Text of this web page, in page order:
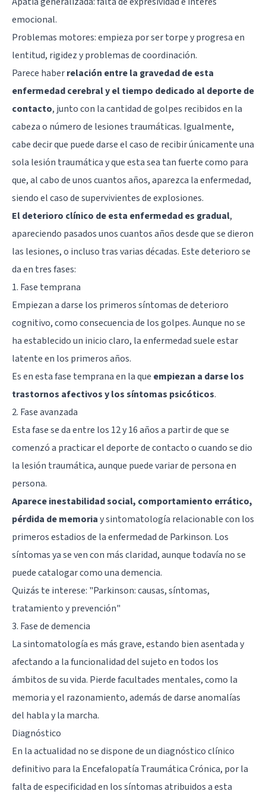
emocional.
Problemas motores: empieza por ser torpe y progresa en
lentitud, rigidez y problemas de coordinación.
Parece haberrelación entre la gravedad de esta
enfermedad cerebral y el tiempo dedicado al deporte de
contacto, junto con la cantidad de golpes recibidos en la
cabeza o número de lesiones traumáticas. Igualmente,
cabe decir que puede darse el caso de recibir únicamente una
sola lesión traumática y que esta sea tan fuerte como para
que, al cabo de unos cuantos años, aparezca la enfermedad,
siendo el caso de supervivientes de explosiones.
El deterioro clínico de esta enfermedad es gradual,
apareciendo pasados unos cuantos años desde que se dieron
las lesiones, o incluso tras varias décadas. Este deterioro se
da en tres fases:
1. Fase temprana
Empiezan a darse los primeros síntomas de deterioro
cognitivo, como consecuencia de los golpes. Aunque no se
ha establecido un inicio claro, la enfermedad suele estar
latente en los primeros años.
Es en esta fase temprana en la que empiezan a darse los
trastornos afectivos y los síntomas psicóticos.
2. Fase avanzada
Esta fase se da entre los 12 y 16 años a partir de que se
comenzó a practicar el deporte de contacto o cuando se dio
la lesión traumática, aunque puede variar de persona en
persona.
Aparece inestabilidad social, comportamiento errático,
pérdida de memoriay sintomatología relacionable con los
primeros estadios de la enfermedad de Parkinson. Los
síntomas ya se ven con más claridad, aunque todavía no se
puede catalogar como una demencia.
Quizás te interese: "Parkinson: causas, síntomas,
tratamiento y prevención"
3. Fase de demencia
La sintomatología es más grave, estando bien asentada y
afectando a la funcionalidad del sujeto en todos los
ámbitos de su vida. Pierde facultades mentales, como la
memoria y el razonamiento, además de darse anomalías
del habla y la marcha.
Diagnóstico
En la actualidad no se dispone de un diagnóstico clínico
definitivo para la Encefalopatía Traumática Crónica, por la
falta de especificidad en los síntomas atribuidos a esta